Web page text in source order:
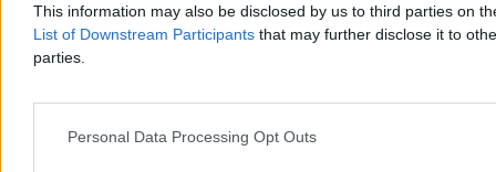
This information may also be disclosed by us to third parties on
List of Downstream Participants that may further disclose it to
parties.
Personal Data Processing Opt Outs
Na rok i dwa miesiące przed wyborami parlamentarnymi
stowarzyszenie Rozwój Plus ma ok. 6 proc. poparcia. Jak
zapowiada Mateusz Morawiecki, to dopiero początek. – Jest
jednak wiele niewiadomych.